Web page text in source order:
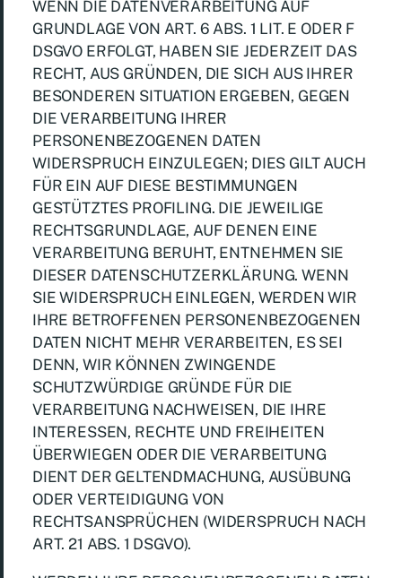
WENN DIE DATENVERARBEITUNG AUF
GRUNDLAGE VON ART. 6 ABS. 1 LIT. E ODER F
DSGVO ERFOLGT, HABEN SIE JEDERZEIT DAS
RECHT, AUS GRÜNDEN, DIE SICH AUS IHRER
BESONDEREN SITUATION ERGEBEN, GEGEN
DIE VERARBEITUNG IHRER
PERSONENBEZOGENEN DATEN
WIDERSPRUCH EINZULEGEN; DIES GILT AUCH
FÜR EIN AUF DIESE BESTIMMUNGEN
GESTÜTZTES PROFILING. DIE JEWEILIGE
RECHTSGRUNDLAGE, AUF DENEN EINE
VERARBEITUNG BERUHT, ENTNEHMEN SIE
DIESER DATENSCHUTZERKLÄRUNG. WENN
SIE WIDERSPRUCH EINLEGEN, WERDEN WIR
IHRE BETROFFENEN PERSONENBEZOGENEN
DATEN NICHT MEHR VERARBEITEN, ES SEI
DENN, WIR KÖNNEN ZWINGENDE
SCHUTZWÜRDIGE GRÜNDE FÜR DIE
VERARBEITUNG NACHWEISEN, DIE IHRE
INTERESSEN, RECHTE UND FREIHEITEN
ÜBERWIEGEN ODER DIE VERARBEITUNG
DIENT DER GELTENDMACHUNG, AUSÜBUNG
ODER VERTEIDIGUNG VON
RECHTSANSPRÜCHEN (WIDERSPRUCH NACH
ART. 21 ABS. 1 DSGVO).